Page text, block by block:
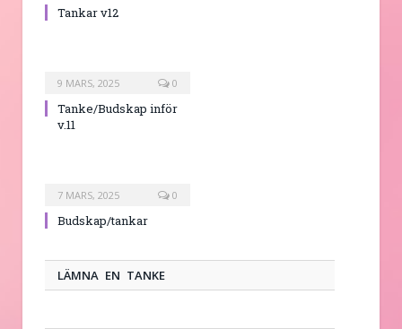
Tankar v12
9 MARS, 2025 0
Tanke/Budskap inför
v.11
7 MARS, 2025 0
Budskap/tankar
LÄMNA EN TANKE